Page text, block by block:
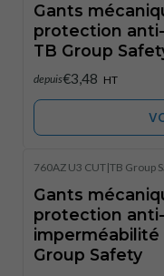
Gants
protection anti-
TB Group
depuis€3,48 HT
760AZ U3 CUT|TB Group
Gants
protection
imperméabilité
Group Safety